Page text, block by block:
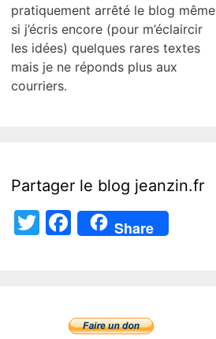
pratiquement arrêté le blog même
si j’écris encore (pour m’éclaircir
les idées) quelques rares textes
mais je ne réponds plus aux
courriers.
Partager le blog jeanzin.fr
T
F
b
Share